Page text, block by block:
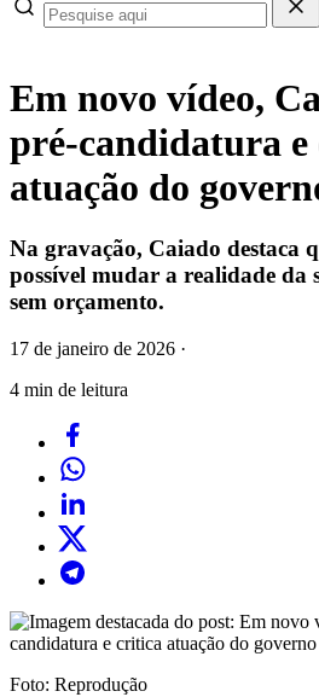
Em novo vídeo,
pré-candidatura
atuação do
Na gravação, Caiado destaca
possível mudar a realidade da
sem orçamento.
17 de janeiro de 2026 ·
4 min de leitura
Foto: Reprodução